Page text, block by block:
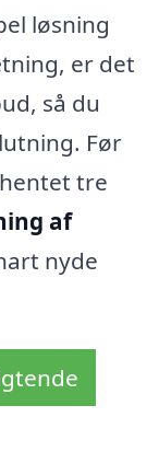
løsning
er det
så du
Før
tre
af
nyde